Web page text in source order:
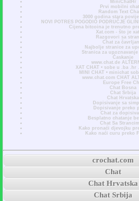
MiniChatHr
Prvi mobilni
Random Text
3000 godina stara
NOVI POTRES POGODIO PODRUČJE
Cijena bitcoina je trenutno
Xat.com - što je
Razgovori sa
Chat za
Najbolje stranice za
Stranica za
Časkanje
www.chat.de
XAT CHAT • sobe u .ba .hr
MINI CHAT • minichat
www.chat.com CHAT
Europe Free
Chat Bosna
Chat Srbija
Chat Hrvatska
Dopisivanje sa
Dopisivanje preko
Chat za
Besplatno chatanje
Chat Sa
Kako pronaći djevojku
Kako naći curu preko
crochat.com
Chat
Chat Hrvatska
Chat Srbija